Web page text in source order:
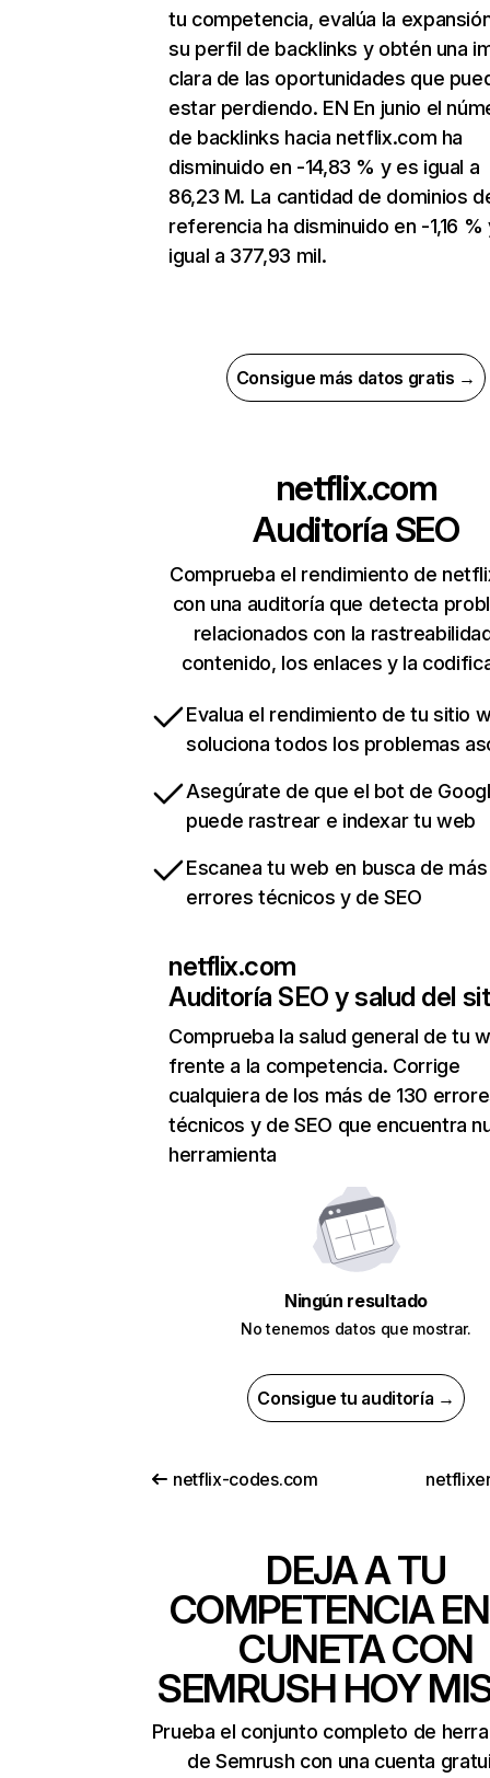
tu competencia, evalúa la
su perfil de backlinks y obtén una
clara de las oportunidades que
estar perdiendo. EN En junio el
de backlinks hacia netflix.com ha
disminuido en -14,83 % y es igual a
86,23 M. La cantidad de dominios
referencia ha disminuido en -1,16 %
igual a 377,93 mil.
Consigue más datos gratis →
netflix.com
Auditoría SEO
Comprueba el rendimiento de
con una auditoría que detecta
relacionados con la
contenido, los enlaces y la
Evalua el rendimiento de tu sitio
soluciona todos los problemas
Asegúrate de que el bot de
puede rastrear e indexar tu web
Escanea tu web en busca de
errores técnicos y de SEO
netflix.com
Auditoría SEO y salud del
Comprueba la salud general de tu
frente a la competencia. Corrige
cualquiera de los más de 130
técnicos y de SEO que encuentra
herramienta
Ningún resultado
No tenemos datos que mostrar.
Consigue tu auditoría →
netflix-codes.com
DEJA A TU
COMPETENCIA
CUNETA CON
SEMRUSH HOY
Prueba el conjunto completo de
de Semrush con una cuenta